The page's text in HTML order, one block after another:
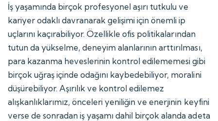
İş yaşamında birçok profesyonel aşırı tutkulu ve
kariyer odaklı davranarak gelişimi için önemli ip
uçlarını kaçırabiliyor. Özellikle ofis politikalarından
tutun da yükselme, deneyim alanlarının arttırılması,
para kazanma heveslerinin kontrol edilememesi gibi
birçok uğraş içinde odağını kaybedebiliyor, moralini
düşürebiliyor. Aşırılık ve kontrol edilemez
alışkanlıklarımız, önceleri yeniliğin ve enerjinin keyfini
verse de sonradan iş yaşamı dahil birçok alanda adeta